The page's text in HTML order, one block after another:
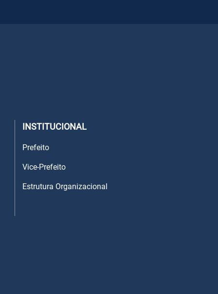
INSTITUCIONAL
Prefeito
Vice-Prefeito
Estrutura Organizacional